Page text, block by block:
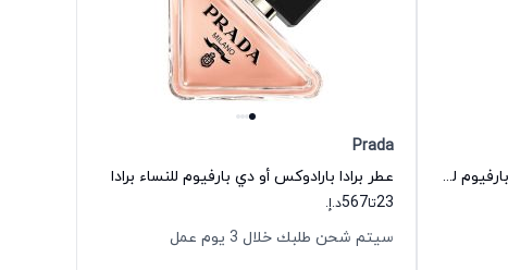
عطر ديفيد يورمان فراجرانس أو دي بارفيوم للنساء ديفيد يورمان
Prada
عطر برادا بارادوكس أو دي بارفيوم للنساء برادا
23تا567د.إ.
سيتم شحن طلبك خلال 3 يوم عمل